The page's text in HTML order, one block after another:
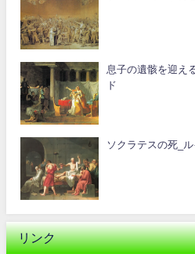
息子の遺骸を迎え
ド
ソクラテスの死_
リンク